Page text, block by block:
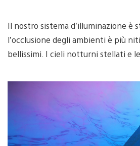
Il nostro sistema d’illuminazione
l’occlusione degli ambienti è più
bellissimi. I cieli notturni stellati e